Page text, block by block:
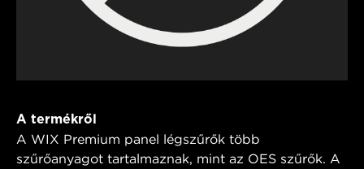
A termékről
A WIX Premium panel légszűrők több
szűrőanyagot tartalmaznak, mint az OES szűrők. A